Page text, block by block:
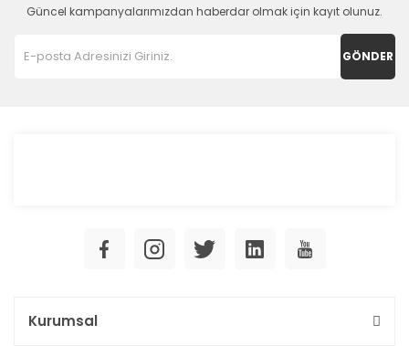
Güncel kampanyalarımızdan haberdar olmak için kayıt olunuz.
GÖNDER
Kurumsal